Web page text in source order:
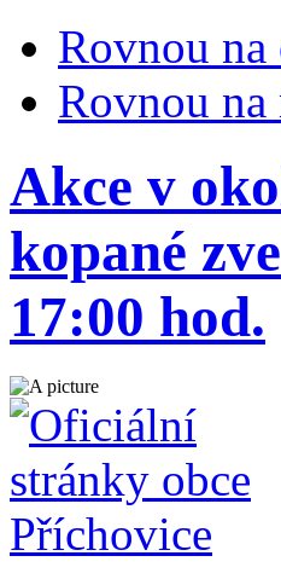
Rovnou na
Rovnou na
Akce v
kopané
17:00 hod.